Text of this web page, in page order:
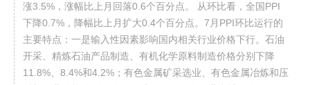
涨3.5%，涨幅比上月回落0.6个百分点。 从环比看，全国PPI
下降0.7%，降幅比上月扩大0.4个百分点。7月PPI环比运行的
主要特点：一是输入性因素影响国内相关行业价格下行。石油
开采、精炼石油产品制造、有机化学原料制造价格分别下降
11.8%、8.4%和4.2%；有色金属矿采选业、有色金属冶炼和压